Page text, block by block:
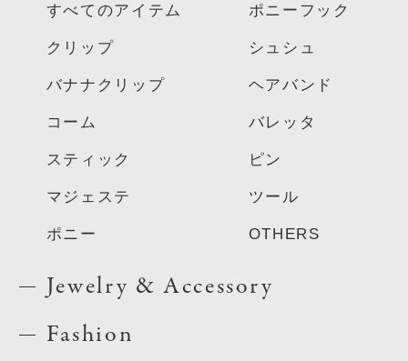
すべてのアイテム
クリップ
バナナクリップ
コーム
スティック
マジェステ
ポニー
ポニーフック
シュシュ
ヘアバンド
バレッタ
ピン
ツール
OTHERS
Jewelry & Accessory
Fashion